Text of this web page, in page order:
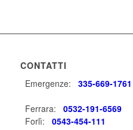
CONTATTI
Emergenze: 335-669-1761
Ferrara: 0532-191-6569
Forlì: 0543-454-111